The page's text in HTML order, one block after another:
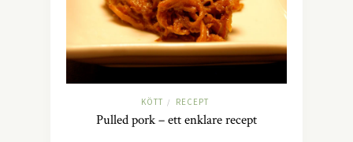
KÖTT / RECEPT
Pulled pork – ett enklare recept